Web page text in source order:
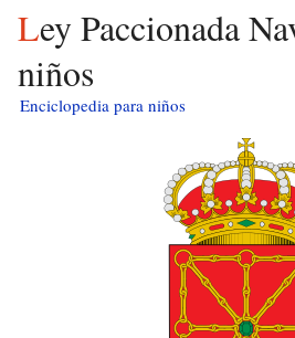
Ley Paccionada Navarra para
niños
Enciclopedia para niños